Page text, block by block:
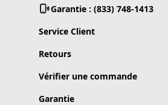
Garantie : (833) 748-1413
Service Client
Retours
Vérifier une commande
Garantie